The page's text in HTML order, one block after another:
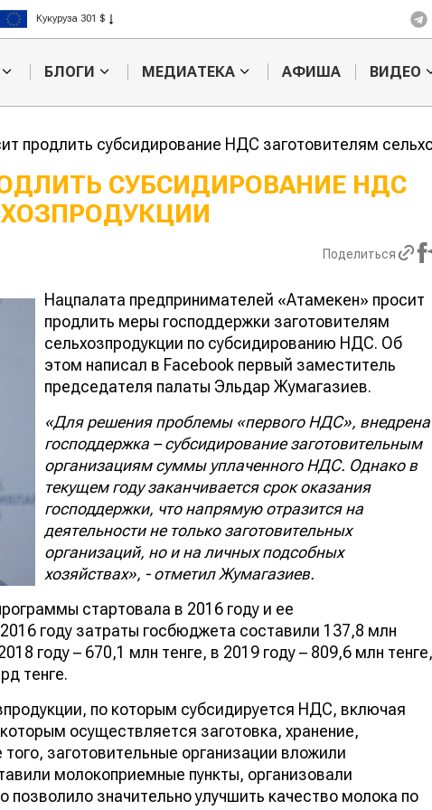
Рис 408 $
Пшеница 423 $
БЛОГИ МЕДИАТЕКА АФИША ВИДЕО
продлить субсидирование НДС заготовителям
СУБСИДИРОВАНИЕ НДС
Поделиться
Нацпалата предпринимателей «Атамекен» просит
продлить меры господдержки заготовителям
сельхозпродукции по субсидированию НДС. Об
этом написал в Facebook первый заместитель
председателя палаты Эльдар Жумагазиев.
«Для решения проблемы «первого НДС», внедрена
господдержка – субсидирование заготовительным
организациям суммы уплаченного НДС. Однако в
текущем году заканчивается срок оказания
господдержки, что напрямую отразится на
деятельности не только заготовительных
организаций, но и на личных подсобных
хозяйствах», - отметил Жумагазиев.
стартовала в 2016 году и ее
году затраты госбюджета составили 137,8 млн
году – 670,1 млн тенге, в 2019 году – 809,6 млн тенге,
тенге.
по которым субсидируется НДС, включая
осуществляется заготовка, хранение,
заготовительные организации вложили
молокоприемные пункты, организовали
позволило значительно улучшить качество молока по
Казахстанское
сельхозсырье
жука будут
лазером